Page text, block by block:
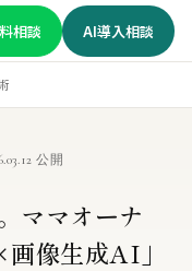
相談 AI導入相談
公開
ママオーナ
像生成AI」